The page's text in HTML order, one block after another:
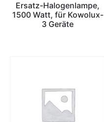
Ersatz-Halogenlampe,
1500 Watt, für Kowolux-
3 Geräte